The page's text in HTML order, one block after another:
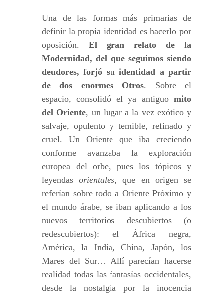
Una de las formas más primarias de
definir la propia identidad es hacerlo por
oposición. El gran relato de la
Modernidad, del que seguimos siendo
deudores, forjó su identidad a partir
de
dos enormes Otros. Sobre el
espacio, consolidó el ya antiguo mito
del Oriente, un lugar a la vez exótico y
salvaje, opulento y temible, refinado y
cruel. Un Oriente que iba creciendo
conforme avanzaba la exploración
europea del orbe, pues los tópicos y
leyendasorientales, que en origen se
referían sobre todo a Oriente Próximo y
el mundo árabe, se iban aplicando a los
nuevos territorios descubiertos (o
redescubiertos): el África negra,
América, la India, China, Japón, los
Mares del Sur… Allí parecían hacerse
realidad todas las fantasías occidentales,
desde la nostalgia por la inocencia